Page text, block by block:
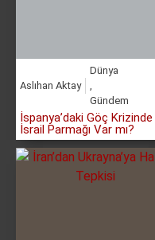
Aslıhan Aktay
Dünya
,
Gündem
İspanya’daki Göç Krizinde
İsrail Parmağı Var mı?